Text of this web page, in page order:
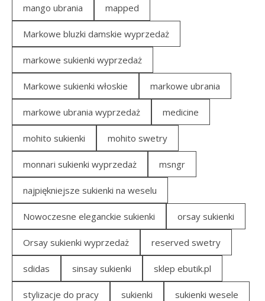
mango ubrania mapped
Markowe bluzki damskie wyprzedaż
markowe sukienki wyprzedaż
Markowe sukienki włoskie markowe ubrania
markowe ubrania wyprzedaż medicine
mohito sukienki mohito swetry
monnari sukienki wyprzedaż msngr
najpiękniejsze sukienki na weselu
Nowoczesne eleganckie sukienki orsay sukienki
Orsay sukienki wyprzedaż reserved swetry
sdidas sinsay sukienki sklep ebutik.pl
stylizacje do pracy sukienki sukienki wesele